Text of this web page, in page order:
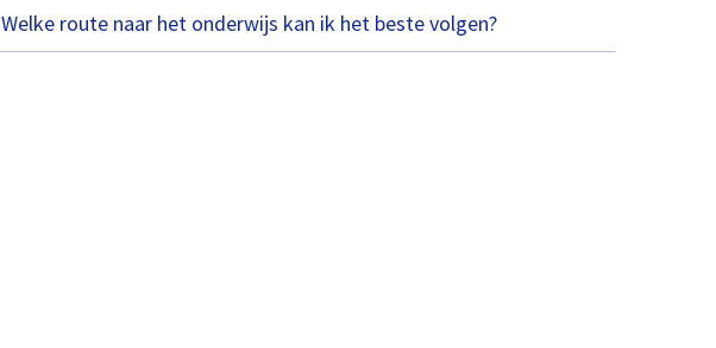
Welke route naar het onderwijs kan ik het beste volgen?